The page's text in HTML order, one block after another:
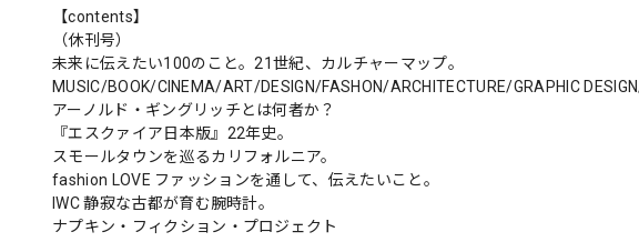
【contents】
（休刊号）
未来に伝えたい100のこと。21世紀、カルチャーマップ。
MUSIC/BOOK/CINEMA/ART/DESIGN/FASHON/ARCHITECTURE/GRAPHIC
アーノルド・ギングリッチとは何者か？
『エスクァイア日本版』22年史。
スモールタウンを巡るカリフォルニア。
fashion LOVE ファッションを通して、伝えたいこと。
IWC 静寂な古都が育む腕時計。
ナプキン・フィクション・プロジェクト